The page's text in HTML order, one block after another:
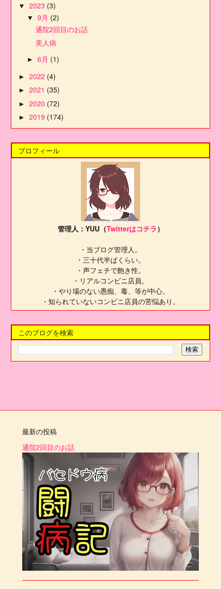
▼2023 (3)
▼9月 (2)
通院2回目のお話
美人病
►6月 (1)
►2022 (4)
►2021 (35)
►2020 (72)
►2019 (174)
プロフィール
管理人：YUU（Twitterはコチラ ）
・当ブログ管理人。
・三十代半ばくらい。
・声フェチで飽き性。
・リアルコンビニ店員。
・やり場のない愚痴、毒、等が中心。
・知られていないコンビニ店員の苦悩あり。
このブログを検索
最新の投稿
通院2回目のお話